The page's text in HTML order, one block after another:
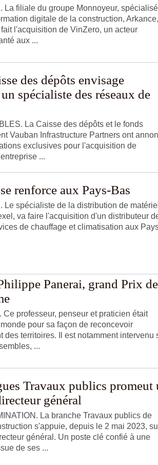
La filiale du groupe Monnoyeur,
digitale de la construction, Arkance,
l'acquisition de VinZero, un acteur
aux ...
des dépôts envisage
spécialiste des réseaux de
La Caisse des dépôts et le fonds
Vauban Infrastructure Partners ont
exclusives pour l'acquisition de
...
renforce aux Pays-Bas
Le spécialiste de la distribution de
va faire l'acquisition d'un distributeur
de chauffage et climatisation aux
Panerai, grand Prix de
Ce professeur, penseur et praticien était
pour sa façon de reconcevoir
des territoires. Il est notamment intervenu
...
Travaux publics promeut
général
La branche Travaux publics de
s'appuie, depuis le 2 mai 2023,
général. Un poste clé confié à une
de ses ...